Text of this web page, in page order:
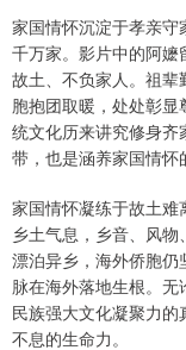
家国情怀沉淀于孝亲
千万家。影片中的阿
故土、不负家人。祖
胞抱团取暖，处处彰
统文化历来讲究修身齐
带，也是涵养家国情怀
家国情怀凝练于故土
乡土气息，乡音、风
漂泊异乡，海外侨胞
脉在海外落地生根。
民族强大文化凝聚力
不息的生命力。